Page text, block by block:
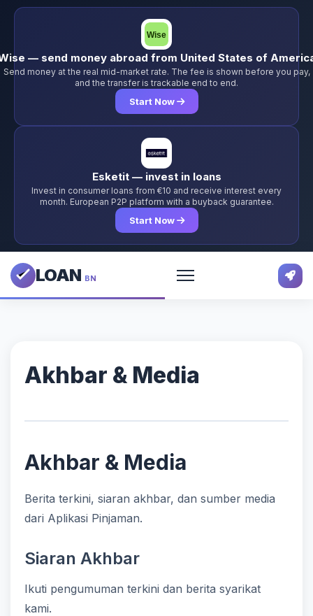
— send money abroad from United States of
Send money at the real mid-market rate. The fee is shown before you pay,
and the transfer is trackable end to end.
Start Now
Esketit — invest in loans
Invest in consumer loans from €10 and receive interest every
month. European P2P platform with a buyback guarantee.
Start Now
LOAN BN
Akhbar & Media
Akhbar & Media
Berita terkini, siaran akhbar, dan sumber media
dari Aplikasi Pinjaman.
Siaran Akhbar
Ikuti pengumuman terkini dan berita syarikat
kami.